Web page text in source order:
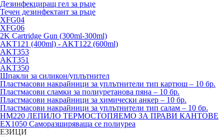
Дезинфекциращ гел за ръце
Течен дезинфектант за ръце
XFG04
XFG06
2K Cartridge Gun (300ml-300ml)
AKT121 (400ml) - AKT122 (600ml)
AKT353
AKT351
AKT350
Шпакли за силикон/уплътнител
Пластмасови накрайници за уплътнители тип картюш – 10 бр.
Пластмасови сламки за полиуретанова пяна – 10 бр.
Пластмасови накрайници за химически анкер – 10 бр.
Пластмасови накрайници за уплътнители тип салам – 10 бр.
HM220 ЛЕПИЛО ТЕРМОСТОПЯЕМО ЗА ПРАВИ КАНТОВЕ
EX1050 Саморазширяваща се полиуреа
ЕЗИЦИ